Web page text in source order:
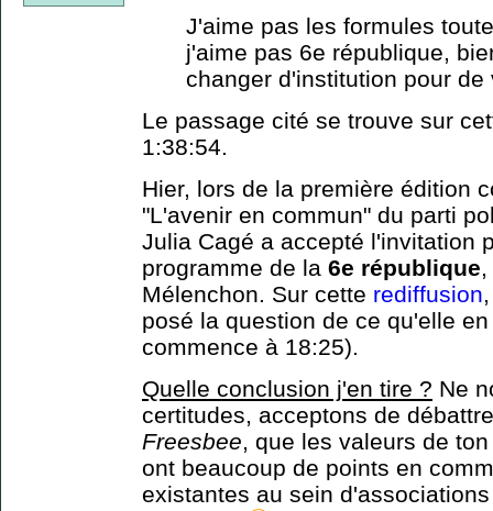
J'aime pas les formules
j'aime pas 6e république,
changer d'institution pour de
Le passage cité se trouve sur
1:38:54.
Hier, lors de la première édition
"L'avenir en commun" du parti
Julia Cagé a accepté l'invitation
programme de la 6e république
Mélenchon. Sur cette rediffusion
posé la question de ce qu'elle
commence à 18:25).
Quelle conclusion j'en tire ? Ne
certitudes, acceptons de
Freesbee, que les valeurs de
ont beaucoup de points en
existantes au sein